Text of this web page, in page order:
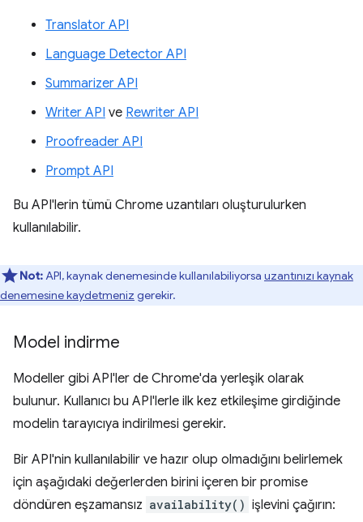
Translator API
Language Detector API
Summarizer API
Writer API ve Rewriter API
Proofreader API
Prompt API
Bu API'lerin tümü Chrome uzantıları oluşturulurken
kullanılabilir.
Not:API, kaynak denemesinde kullanılabiliyorsa uzantınızı kaynak
denemesine kaydetmeniz gerekir.
Model indirme
Modeller gibi API'ler de Chrome'da yerleşik olarak
bulunur. Kullanıcı bu API'lerle ilk kez etkileşime girdiğinde
modelin tarayıcıya indirilmesi gerekir.
Bir API'nin kullanılabilir ve hazır olup olmadığını belirlemek
için aşağıdaki değerlerden birini içeren bir promise
döndüren eşzamansız availability() işlevini çağırın: